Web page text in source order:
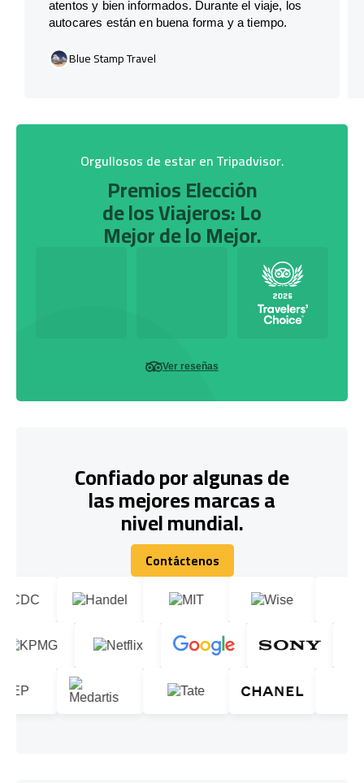
atentos y bien informados. Durante el viaje, los
autocares están en buena forma y a tiempo.
Blue Stamp Travel
Orgullosos de estar en Tripadvisor.
Premios Elección
de los Viajeros: Lo
Mejor de lo Mejor.
Ver reseñas
Confiado por algunas de
las mejores marcas a
nivel mundial.
Contáctenos
Contáctenos